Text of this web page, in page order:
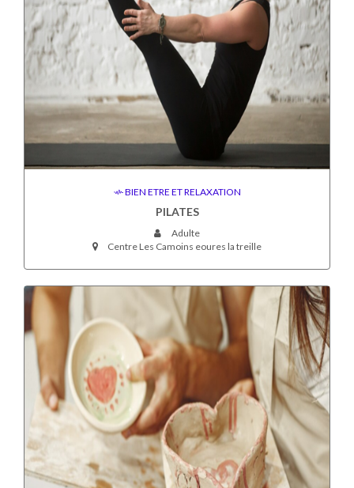
BIEN ETRE ET RELAXATION
PILATES
Adulte
Centre Les Camoins eoures la treille